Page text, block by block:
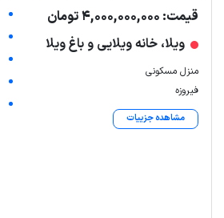
قیمت: 4,000,000,000 تومان
ویلا، خانه ویلایی و باغ ویلا
منزل مسکونی
فیروزه
مشاهده جزییات